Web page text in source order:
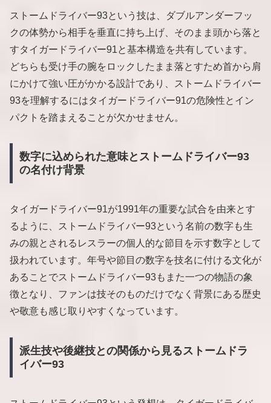
ストームドライバー93という技は、ダブルアンダーフッ
クの体勢から相手を垂直に持ち上げ、そのまま頭から落と
すタイガードライバー91と基本構造を共有しています。
どちらも受け手の腕をロックしたまま落とすため首から肩
にかけて強い圧がかかる設計であり、ストームドライバー
93を理解するにはタイガードライバー91の危険性とイン
パクトを踏まえることが欠かせません。
数字に込められた意味とストームドライバー93
の名付け背景
タイガードライバー91が1991年の重要な試合を由来とす
るように、ストームドライバー93という名前の数字も生
みの親とされるレスラーの個人的な節目を示す数字として
扱われています。年号や節目の数字を技名に付ける文化が
あることでストームドライバー93もまた一つの物語の象
徴となり、ファンは技そのものだけでなく背景にある歴史
や敬意も感じ取りやすくなっています。
派生技や後継技との関係から見るストームドラ
イバー93